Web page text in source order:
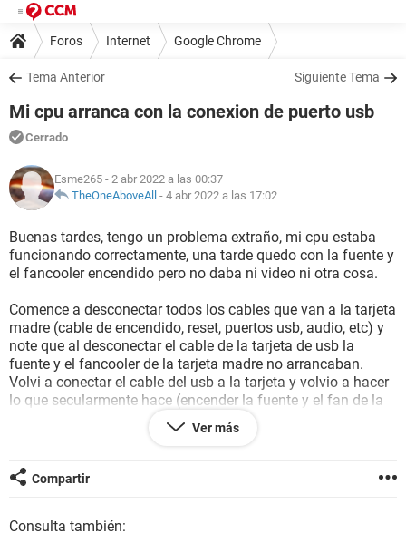
Foros Internet Google Chrome
Tema Anterior Siguiente Tema
Mi cpu arranca con la conexion de puerto usb
Cerrado
Esme265 - 2 abr 2022 a las 00:37
TheOneAboveAll - 4 abr 2022 a las 17:02
Buenas tardes, tengo un problema extraño, mi cpu estaba
funcionando correctamente, una tarde quedo con la fuente y
el fancooler encendido pero no daba ni video ni otra cosa.
Comence a desconectar todos los cables que van a la tarjeta
madre (cable de encendido, reset, puertos usb, audio, etc) y
note que al desconectar el cable de la tarjeta de usb la
fuente y el fancooler de la tarjeta madre no arrancaban.
Volvi a conectar el cable del usb a la tarjeta y volvio a hacer
lo que secularmente hace (encender la fuente y el fan de la
tarjeta madre en el pin de encendido y no arranca la tarjeta.
Ver más
Compartir
Consulta también: